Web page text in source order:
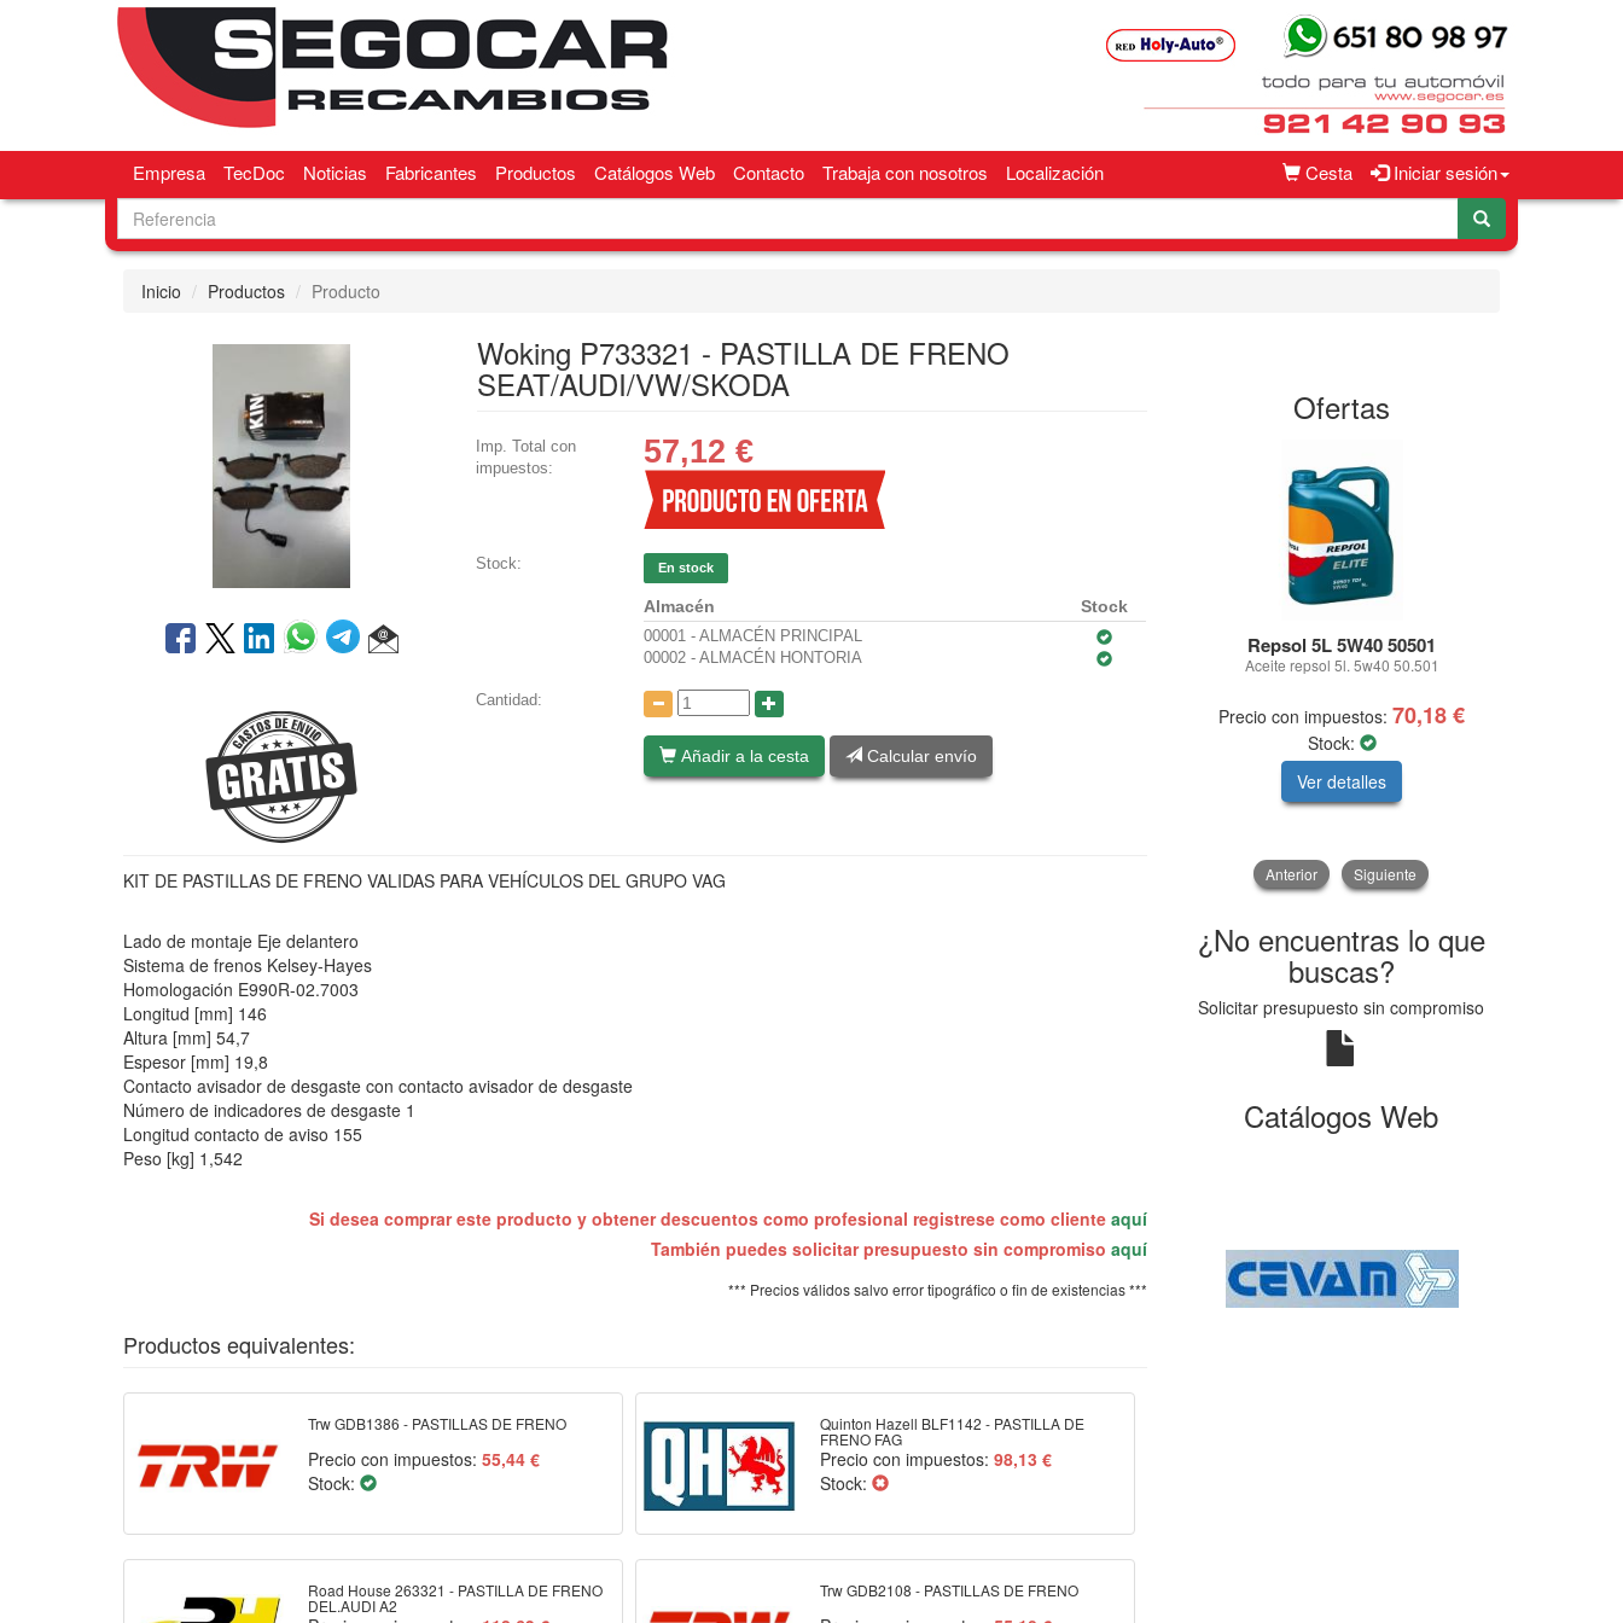
Cesta Iniciar sesión
Empresa TecDoc Noticias Fabricantes Productos Catálogos Web Contacto Trabaja con nosotros Localización
Inicio Productos Producto
Woking P733321 - PASTILLA DE FRENO
SEAT/AUDI/VW/SKODA
Imp. Total con
impuestos:
57,12 €
Stock: En stock
Almacén Stock
00001 - ALMACÉN PRINCIPAL
00002 - ALMACÉN HONTORIA
Cantidad:
Añadir a la cesta Calcular envío
KIT DE PASTILLAS DE FRENO VALIDAS PARA VEHÍCULOS DEL GRUPO VAG
Lado de montaje Eje delantero
Sistema de frenos Kelsey-Hayes
Homologación E990R-02.7003
Longitud [mm] 146
Altura [mm] 54,7
Espesor [mm] 19,8
Contacto avisador de desgaste con contacto avisador de desgaste
Número de indicadores de desgaste 1
Longitud contacto de aviso 155
Peso [kg] 1,542
Si desea comprar este producto y obtener descuentos como profesional registrese como cliente aquí
También puedes solicitar presupuesto sin compromiso aquí
*** Precios válidos salvo error tipográfico o fin de existencias ***
Productos equivalentes:
Trw GDB1386 - PASTILLAS DE FRENO
Precio con impuestos:55,44 €
Stock:
Quinton Hazell BLF1142 - PASTILLA DE
FRENO FAG
Precio con impuestos: 98,13 €
Stock:
Road House 263321 - PASTILLA DE FRENO
DEL.AUDI A2
Trw GDB2108 - PASTILLAS DE FRENO
Ofertas
Repsol 5L 5W40 50501
Aceite repsol 5l. 5w40 50.501
Precio con impuestos: 70,18 €
Stock:
Ver detalles
Anterior Siguiente
¿No encuentras lo que
buscas?
Solicitar presupuesto sin compromiso
Catálogos Web